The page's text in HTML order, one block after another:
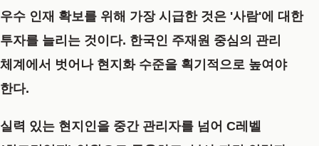
우수 인재 확보를 위해 가장 시급한 것은 '사람'에 대한
투자를 늘리는 것이다. 한국인 주재원 중심의 관리
체계에서 벗어나 현지화 수준을 획기적으로 높여야
한다.
실력 있는 현지인을 중간 관리자를 넘어 C레벨